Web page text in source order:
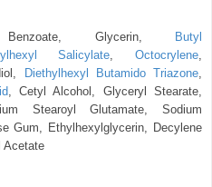
Glycerin,
Butyl
Salicylate ,Octocrylene
Diethylhexyl Butamido Triazone
, Cetyl Alcohol, Glyceryl Stearate,
Stearoyl Glutamate, Sodium
Gum, Ethylhexylglycerin, Decylene
Acetate